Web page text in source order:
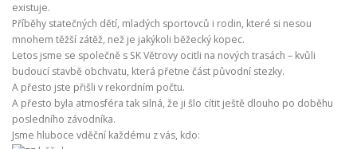
existuje.
Příběhy statečných dětí, mladých sportovců i rodin, které si nesou
mnohem těžší zátěž, než je jakýkoli běžecký kopec.
Letos jsme se společně s SK Větrovy ocitli na nových trasách – kvůli
budoucí stavbě obchvatu, která přetne část původní stezky.
A přesto jste přišli v rekordním počtu.
A přesto byla atmosféra tak silná, že ji šlo cítit ještě dlouho po doběhu
posledního závodníka.
Jsme hluboce vděční každému z vás, kdo: